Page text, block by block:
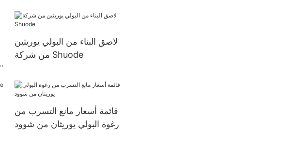
لاصق البناء من البولي يوريثين
من شركة Shuode
قائمة أسعار مانع التسرب من
رغوة البولي يوريثان من شوود